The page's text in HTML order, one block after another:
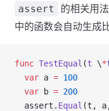
assert 的相关用
中的函数会自动生成
func TestEqual (t \*
  var
a = 100
  var
b = 200
  assert
. Equal (t , a